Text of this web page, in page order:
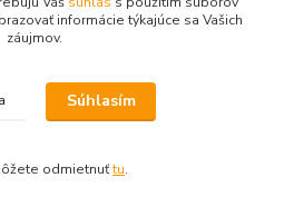
Audi A4 B5 1994 - 2001
informácie týkajúce sa Vašich
záujmov.
Súhlasím
odmietnuťtu.